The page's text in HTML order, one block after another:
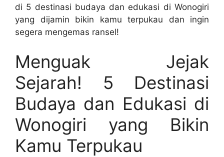
di 5 destinasi budaya dan edukasi di Wonogiri
yang dijamin bikin kamu terpukau dan ingin
segera mengemas ransel!
Menguak Jejak
Sejarah! 5 Destinasi
Budaya dan Edukasi di
Wonogiri yang Bikin
Kamu Terpukau